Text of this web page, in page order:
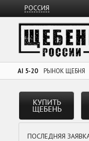
РОССИЯ
AI 5-20 РЫНОК ЩЕБНЯ
ПОСЛЕДНЯЯ